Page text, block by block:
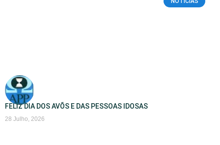
FELIZ DIA DOS AVÕS E DAS PESSOAS IDOSAS
28 Julho, 2026